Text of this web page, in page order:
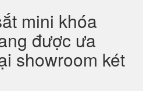
mini khóa
được ưa
showroom két